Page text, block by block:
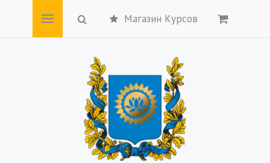
Магазин Курсов